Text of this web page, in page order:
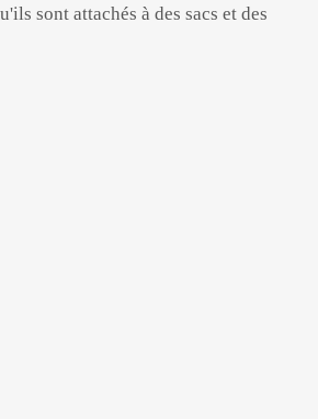
sont attachés à des sacs et des